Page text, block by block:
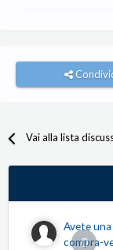
Vai alla lista
0
Avete
compra-